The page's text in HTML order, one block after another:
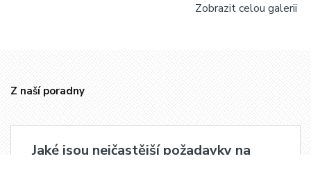
Zobrazit celou galerii
Z naší poradny
Jaké jsou nejčastější požadavky na